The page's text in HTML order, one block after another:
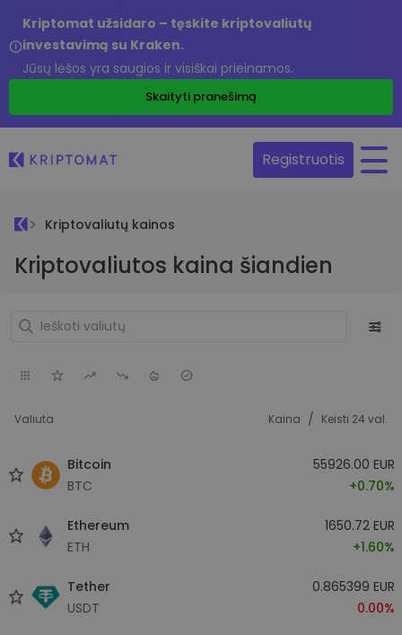
Kriptomat užsidaro – tęskite kriptovaliutų
investavimą su Kraken.
Jūsų lėšos yra saugios ir visiškai prieinamos.
Skaityti pranešimą
Registruotis
Kriptovaliutų kainos
Kriptovaliutos kaina šiandien
Valiuta Kaina / Keisti 24 val.
Bitcoin
BTC
55926.00 EUR
+0.70%
Ethereum
ETH
1650.72 EUR
+1.60%
Tether
USDT
0.865399 EUR
0.00%